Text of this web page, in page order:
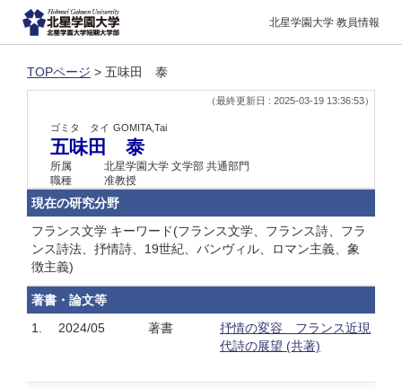
北星学園大学 教員情報
TOPページ > 五味田 泰
（最終更新日 : 2025-03-19 13:36:53）
ゴミタ タイ GOMITA,Tai
五味田 泰
所属
北星学園大学 文学部 共通部門
職種
准教授
現在の研究分野
フランス文学 キーワード(フランス文学、フランス詩、フラ
ンス詩法、抒情詩、19世紀、バンヴィル、ロマン主義、象
徴主義)
著書・論文等
1.
2024/05 著書
抒情の変容 フランス近現
代詩の展望 (共著)